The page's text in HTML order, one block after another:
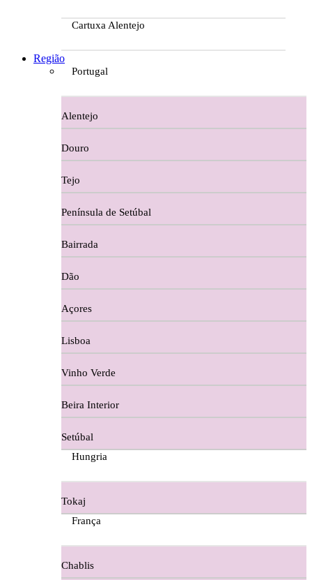
Cartuxa Alentejo
Casa Dos Migueis Douro
Casa Relvas Alentejo
Caves de São João - Bairrada
Charcutaria
Copos e Decanter
Cortes De Reguengo Douro
Digestivos
Divai - Alentejo
Dona Sancha Dão
Doroteia Douro
Ermelinda Freitas - Setubal
Evidencia Dão
Ferraz Wine - Beira Interior
Região
Portugal
Alentejo
Douro
Tejo
Península de Setúbal
Bairrada
Dão
Açores
Lisboa
Vinho Verde
Beira Interior
Setúbal
Hungria
Tokaj
França
Chablis